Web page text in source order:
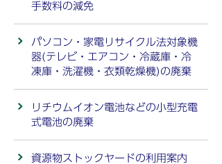
手数料の減免
パソコン・家電リサイクル法対象機
器(テレビ・エアコン・冷蔵庫・冷
凍庫・洗濯機・衣類乾燥機)の廃棄
リチウムイオン電池などの小型充電
式電池の廃棄
資源物ストックヤードの利用案内